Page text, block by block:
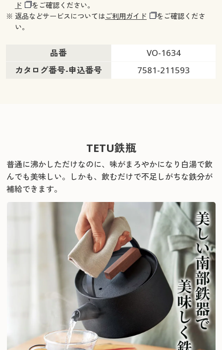
ド
をご確認ください。
※ 返品などサービスについてはご利用ガイド
をご確認くださ
い。
品番
VO-1634
カタログ番号-申込番号
7581-211593
TETU鉄瓶
普通に沸かしただけなのに、味がまろやかになり白湯で飲
んでも美味しい。
しかも、飲むだけで不足しがちな鉄分が
補給できます。